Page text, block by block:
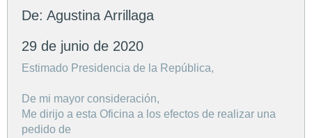
De: Agustina Arrillaga
29 de junio de 2020
Estimado Presidencia de la República,
De mi mayor consideración,
Me dirijo a esta Oficina a los efectos de realizar una
pedido de